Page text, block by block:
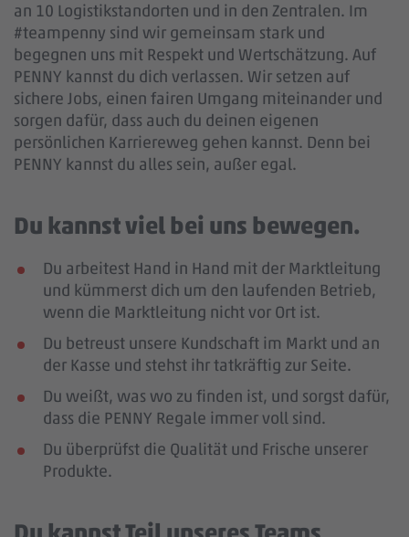
an 10 Logistikstandorten und in den Zentralen. Im
#teampenny sind wir gemeinsam stark und
begegnen uns mit Respekt und Wertschätzung. Auf
PENNY kannst du dich verlassen. Wir setzen auf
sichere Jobs, einen fairen Umgang miteinander und
sorgen dafür, dass auch du deinen eigenen
persönlichen Karriereweg gehen kannst. Denn bei
PENNY kannst du alles sein, außer egal.
Du kannst viel bei uns bewegen.
Du arbeitest Hand in Hand mit der Marktleitung
und kümmerst dich um den laufenden Betrieb,
wenn die Marktleitung nicht vor Ort ist.
Du betreust unsere Kundschaft im Markt und an
der Kasse und stehst ihr tatkräftig zur Seite.
Du weißt, was wo zu finden ist, und sorgst dafür,
dass die PENNY Regale immer voll sind.
Du überprüfst die Qualität und Frische unserer
Produkte.